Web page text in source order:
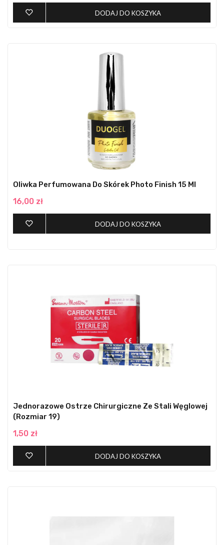
DODAJ DO KOSZYKA
Oliwka Perfumowana Do Skórek Photo Finish 15 Ml
16,00 zł
DODAJ DO KOSZYKA
Jednorazowe Ostrze Chirurgiczne Ze Stali Węglowej
(rozmiar 19)
1,50 zł
DODAJ DO KOSZYKA